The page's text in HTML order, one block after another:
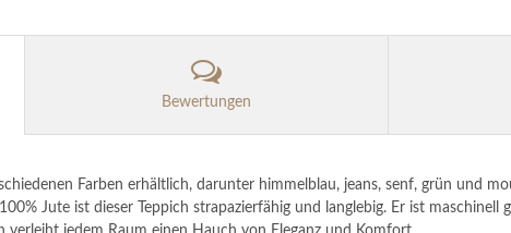
Bewertungen
Farben erhältlich, darunter himmelblau, jeans, senf, grün und
Jute ist dieser Teppich strapazierfähig und langlebig. Er ist